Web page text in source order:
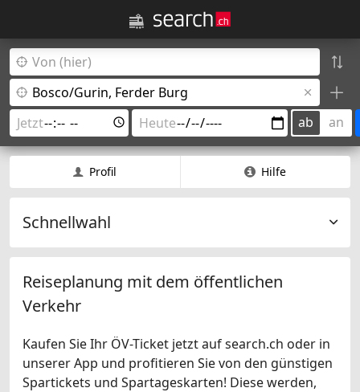
ab an
Profil Hilfe
Schnellwahl
Reiseplanung mit dem öffentlichen
Verkehr
Kaufen Sie Ihr ÖV-Ticket jetzt auf search.ch oder in
unserer App und profitieren Sie von den günstigen
Spartickets und Spartageskarten! Diese werden,